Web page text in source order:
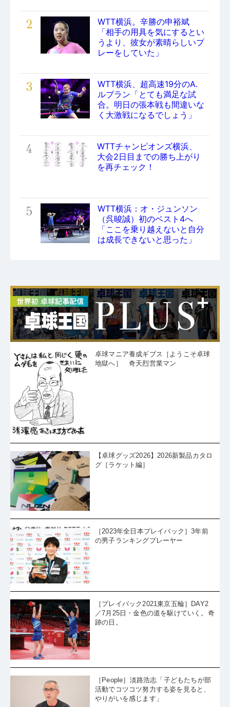
2
WTT横浜。辛勝の申裕斌
「相手の用具を気にするとい
うより、彼女が素晴らしいプ
レーをしていた」
3
WTT横浜、超高速19分のA.
ルブラン「とても満足な試
合。明日の張本戦も間違いな
く大激戦になるでしょう」
4
WTTチャンピオンズ横浜、
大会2日目までの勝ち上がり
を再チェック！
5
WTT横浜：オ・ジュンソン
（呉晙誠）初のベスト4へ
「ここを乗り越えないと自分
は成長できないと思った」
卓球マニア養成ギブス［ようこそ卓球
地獄へ］ 奇天烈営業マン
【卓球グッズ2026】2026新製品カタロ
グ［ラケット編］
［2023年全日本プレイバック］3年前
の男子ランキングプレーヤー
［プレイバック2021東京五輪］DAY2
／7月25日・金色の道を駆けていく。奇
跡の日。
［People］淡路浩志「子どもたちが部
活動でコツコツ努力する姿を見ると、
やりがいを感じます」